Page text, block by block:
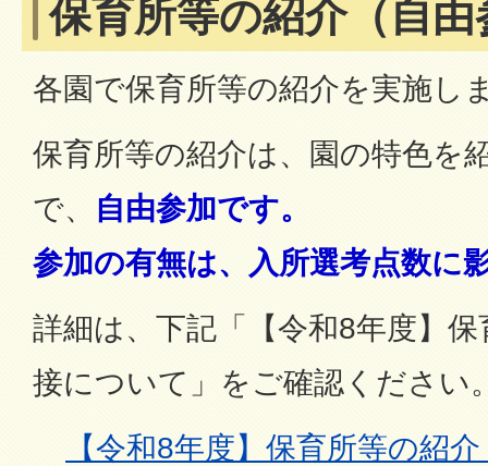
保育所等の紹介（自由
各園で保育所等の紹介を実施し
保育所等の紹介は、園の特色を
で、 自由参加です。
参加の有無は、入所選考点数に
詳細は、下記「【令和8年度】
接について」をご確認ください
【令和8年度】保育所等の紹